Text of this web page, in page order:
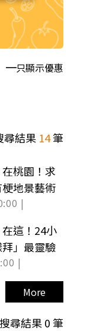
只顯示優惠
尋結果 14筆
桃園！求
地景藝術
|
這！24小
」最靈驗
|
More
搜尋結果0筆